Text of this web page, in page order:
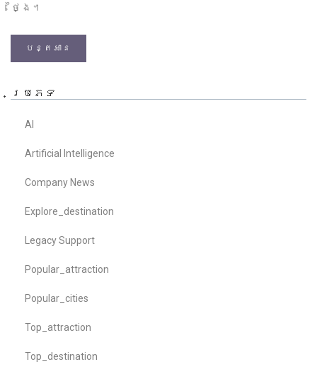
ថ្ងៃ។
បន្តអាន
ប្រភេទ
AI
Artificial Intelligence
Company News
Explore_destination
Legacy Support
Popular_attraction
Popular_cities
Top_attraction
Top_destination